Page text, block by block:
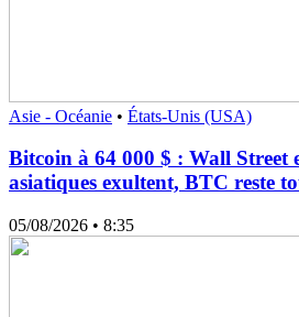
Asie - Océanie • États-Unis (USA)
Bitcoin à 64 000 $ : Wall Street
asiatiques exultent, BTC reste
05/08/2026 • 8:35